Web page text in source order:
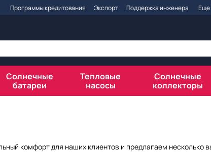
Программы кредитования Экспорт Поддержка инженера Еще
Солнечные
батареи
Тепловые
насосы
Солнечные
коллекторы
комфорт для наших клиентов и предлагаем несколько